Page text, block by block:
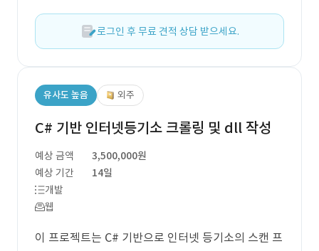
로그인 후 무료 견적 상담 받으세요.
유사도 높음 외주
C# 기반 인터넷등기소 크롤링 및 dll 작성
예상 금액
3,500,000원
예상 기간
14일
개발
웹
이 프로젝트는 C# 기반으로 인터넷 등기소의 스캔 프